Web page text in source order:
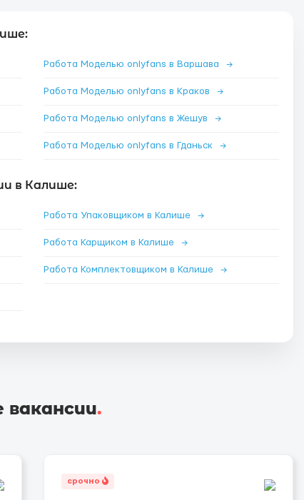
Работа Моделью onlyfans в Варшава →
Работа Моделью onlyfans в Краков →
Работа Моделью onlyfans в Жешув →
Работа Моделью onlyfans в Гданьск →
в Калише:
Работа Упаковщиком в Калише →
Работа Карщиком в Калише →
Работа Комплектовщиком в Калише →
вакансии.
срочно